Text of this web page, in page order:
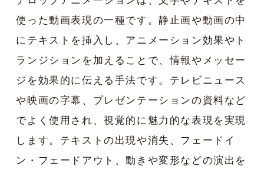
使った動画表現の一種です。静止画や動画の中
にテキストを挿入し、アニメーション効果やト
ランジションを加えることで、情報やメッセー
ジを効果的に伝える手法です。テレビニュース
や映画の字幕、プレゼンテーションの資料など
でよく使用され、視覚的に魅力的な表現を実現
します。テキストの出現や消失、フェードイ
ン・フェードアウト、動きや変形などの演出を